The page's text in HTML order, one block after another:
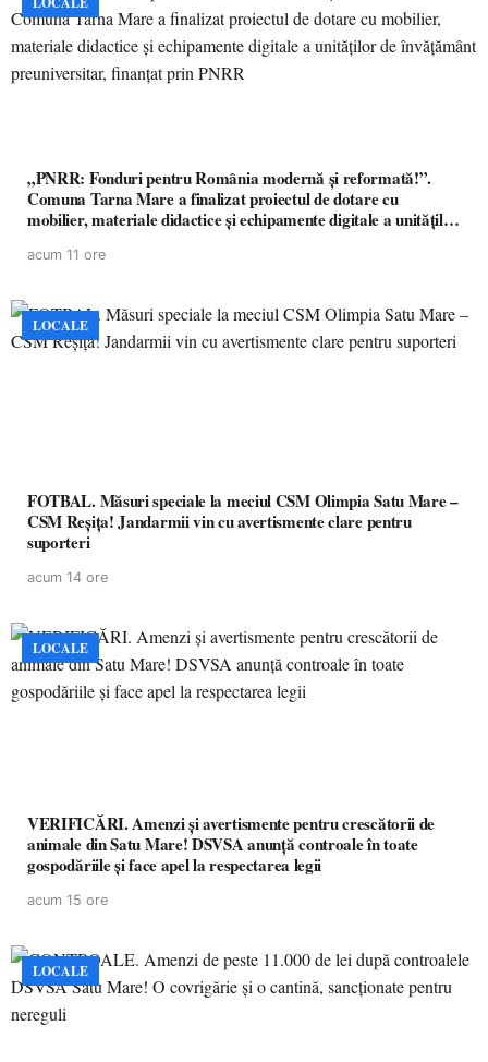
„PNRR: Fonduri pentru România modernă și reformată!”.
Comuna Tarna Mare a finalizat proiectul de dotare cu
mobilier, materiale didactice și echipamente digitale a unităților
acum 11 ore
LOCALE
FOTBAL. Măsuri speciale la meciul CSM Olimpia Satu Mare –
CSM Reșița! Jandarmii vin cu avertismente clare pentru
suporteri
acum 14 ore
LOCALE
VERIFICĂRI. Amenzi și avertismente pentru crescătorii de
animale din Satu Mare! DSVSA anunță controale în toate
gospodăriile și face apel la respectarea legii
acum 15 ore
LOCALE